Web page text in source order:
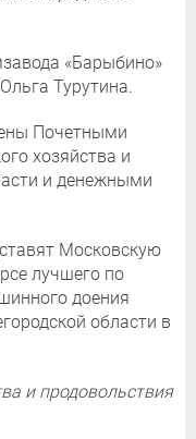
«Барыбино»
Турутина.
Почетными
хозяйства и
и денежными
Московскую
лучшего по
доения
области в
и продовольствия